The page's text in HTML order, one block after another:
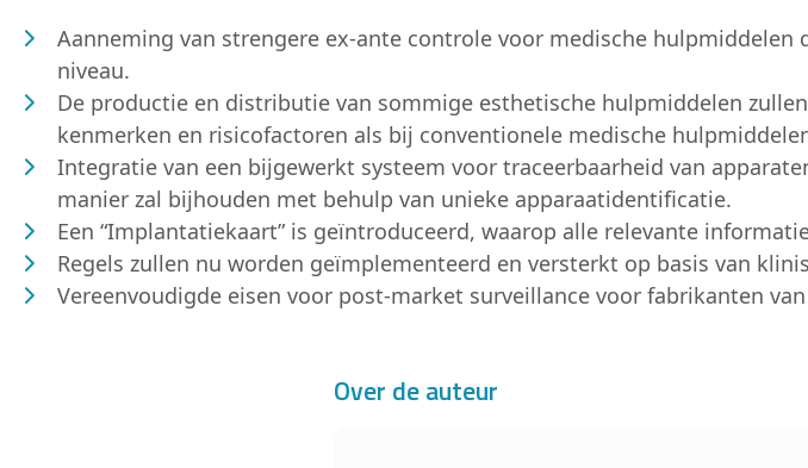
Aanneming van strengere ex-ante controle voor medische
niveau.
De productie en distributie van sommige esthetische hulpmiddelen
kenmerken en risicofactoren als bij conventionele medische
Integratie van een bijgewerkt systeem voor traceerbaarheid van
manier zal bijhouden met behulp van unieke apparaatidentificatie.
Een “Implantatiekaart” is geïntroduceerd, waarop alle relevante
Regels zullen nu worden geïmplementeerd en versterkt op basis van
Vereenvoudigde eisen voor post-market surveillance voor fabrikanten
Over de auteur